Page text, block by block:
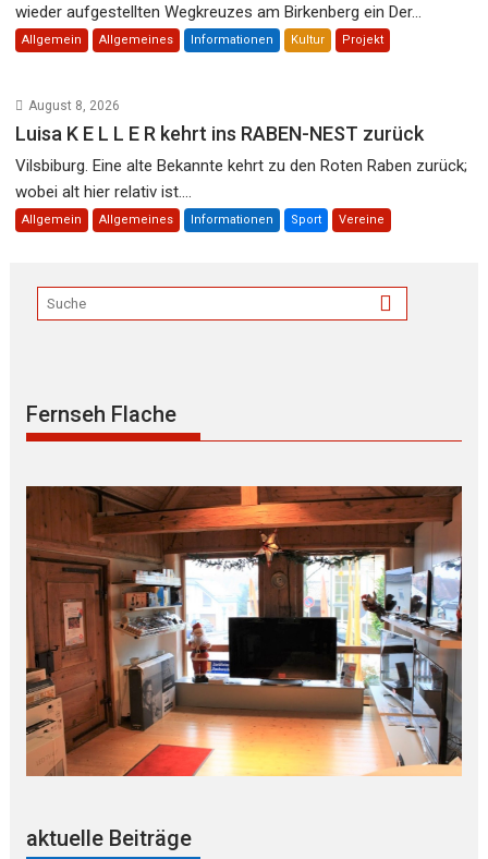
wieder aufgestellten Wegkreuzes am Birkenberg ein Der...
Allgemein Allgemeines Informationen Kultur Projekt
August 8, 2026
Luisa K E L L E R kehrt ins RABEN-NEST zurück
Vilsbiburg. Eine alte Bekannte kehrt zu den Roten Raben zurück;
wobei alt hier relativ ist....
Allgemein Allgemeines Informationen Sport Vereine
Fernseh Flache
aktuelle Beiträge